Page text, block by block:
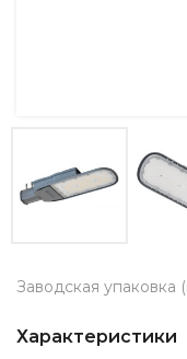
Заводская упаковка
Характеристики